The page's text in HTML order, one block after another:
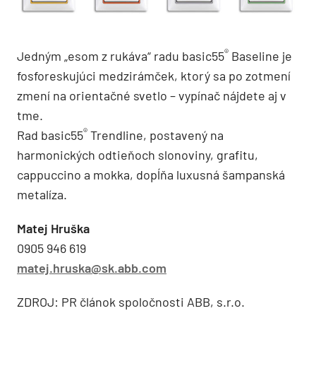
Jedným „esom z rukáva“ radu basic55® Baseline je
fosforeskujúci medzirámček, ktorý sa po zotmení
zmení na orientačné svetlo – vypínač nájdete aj v
tme.
Rad basic55® Trendline, postavený na
harmonických odtieňoch slonoviny, grafitu,
cappuccino a mokka, dopĺňa luxusná šampanská
metalíza.
Matej Hruška
0905 946 619
matej.hruska@sk.abb.com
ZDROJ: PR článok spoločnosti ABB, s.r.o.